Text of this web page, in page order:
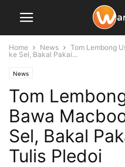
Home News
Tom Lembong
ke Sel, Bakal Pakai...
News
Tom
Bawa
Sel, Bakal
Tulis Pledoi